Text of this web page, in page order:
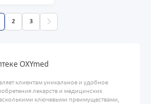
2 3
OXYmed
клиентам уникальное и удобное
лекарств и медицинских
ключевыми преимуществами,